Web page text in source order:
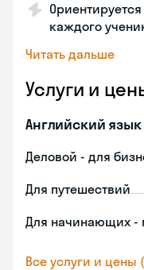
каждого
Читать дальше
Услуги и
Английский язык
Деловой - для
Для путешествий
Для начинающих -
Все услуги и цены